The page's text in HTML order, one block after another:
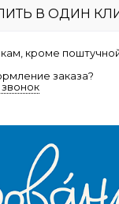
В ОДИН
кроме
заказа?